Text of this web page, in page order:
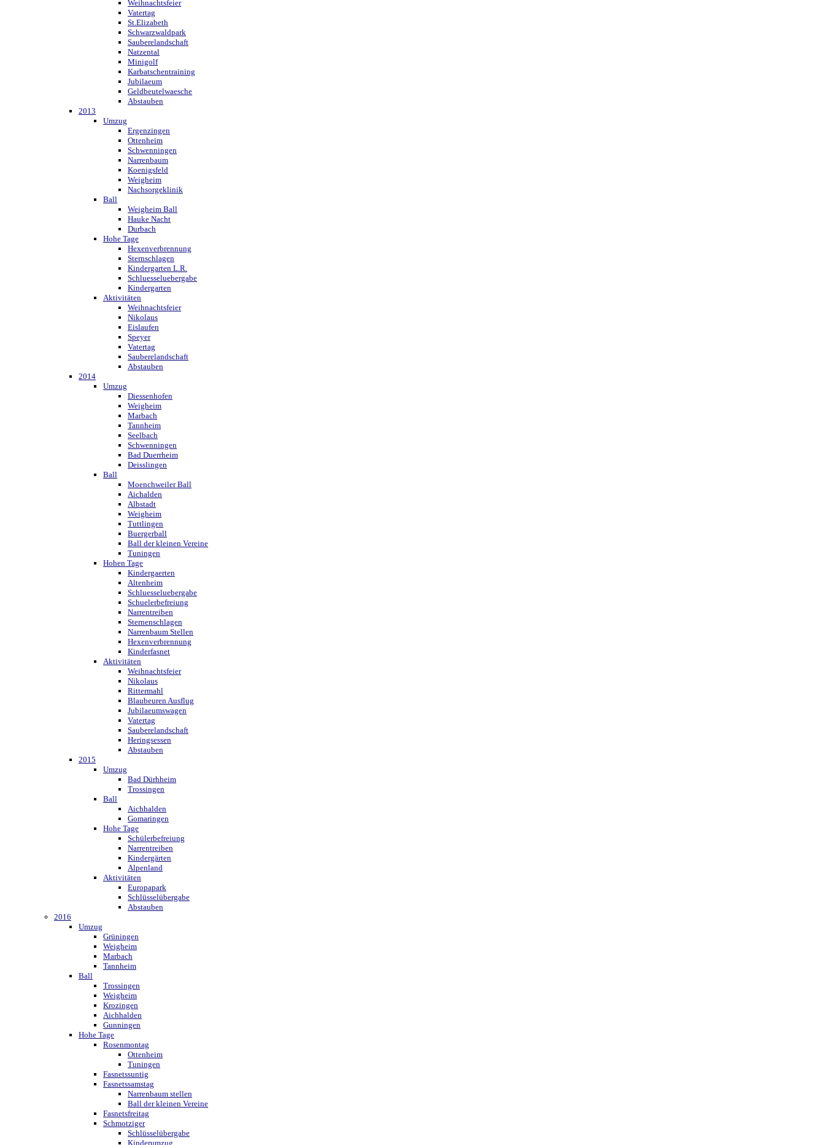
Weihnachtsfeier
Vatertag
St.Elizabeth
Schwarzwaldpark
Sauberelandschaft
Natzental
Minigolf
Karbatschentraining
Jubilaeum
Geldbeutelwaesche
Abstauben
2013
Umzug
Ergenzingen
Ottenheim
Schwenningen
Narrenbaum
Koenigsfeld
Weigheim
Nachsorgeklinik
Ball
Weigheim Ball
Hauke Nacht
Durbach
Hohe Tage
Hexenverbrennung
Sternschlagen
Kindergarten L.R.
Schluesseluebergabe
Kindergarten
Aktivitäten
Weihnachtsfeier
Nikolaus
Eislaufen
Speyer
Vatertag
Sauberelandschaft
Abstauben
2014
Umzug
Diessenhofen
Weigheim
Marbach
Tannheim
Seelbach
Schwenningen
Bad Duerrheim
Deisslingen
Ball
Moenchweiler Ball
Aichalden
Albstadt
Weigheim
Tuttlingen
Buergerball
Ball der kleinen Vereine
Tuningen
Hohen Tage
Kindergaerten
Altenheim
Schluesseluebergabe
Schuelerbefreiung
Narrentreiben
Sternenschlagen
Narrenbaum Stellen
Hexenverbrennung
Kinderfasnet
Aktivitäten
Weihnachtsfeier
Nikolaus
Rittermahl
Blaubeuren Ausflug
Jubilaeumswagen
Vatertag
Sauberelandschaft
Heringsessen
Abstauben
2015
Umzug
Bad Dürhheim
Trossingen
Ball
Aichhalden
Gomaringen
Hohe Tage
Schülerbefreiung
Narrentreiben
Kindergärten
Alpenland
Aktivitäten
Europapark
Schlüsselübergabe
Abstauben
2016
Umzug
Grüningen
Weigheim
Marbach
Tannheim
Ball
Trossingen
Weigheim
Krozingen
Aichhalden
Gunningen
Hohe Tage
Rosenmontag
Ottenheim
Tuningen
Fasnetssuntig
Fasnetssamstag
Narrenbaum stellen
Ball der kleinen Vereine
Fasnetsfreitag
Schmotziger
Schlüsselübergabe
Kinderumzug